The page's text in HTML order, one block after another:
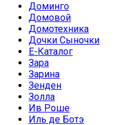
Доминго
Домовой
Домотехника
Дочки Сыночки
Е-Каталог
Зара
Зарина
Зенден
Золла
Ив Роше
Иль де Ботэ